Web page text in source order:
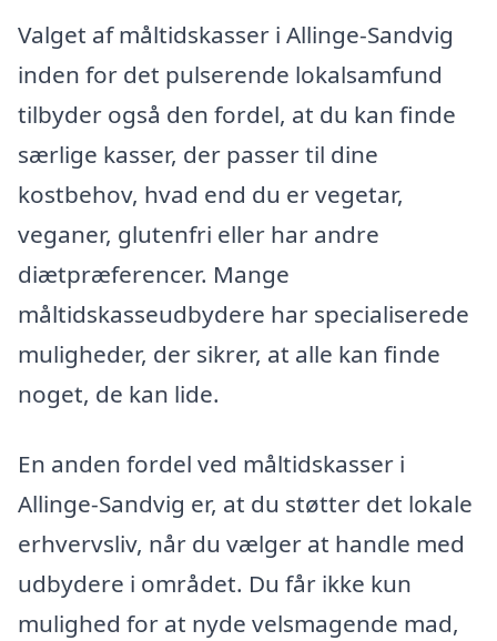
Valget af måltidskasser i Allinge-Sandvig
inden for det pulserende lokalsamfund
tilbyder også den fordel, at du kan finde
særlige kasser, der passer til dine
kostbehov, hvad end du er vegetar,
veganer, glutenfri eller har andre
diætpræferencer. Mange
måltidskasseudbydere har specialiserede
muligheder, der sikrer, at alle kan finde
noget, de kan lide.
En anden fordel ved måltidskasser i
Allinge-Sandvig er, at du støtter det lokale
erhvervsliv, når du vælger at handle med
udbydere i området. Du får ikke kun
mulighed for at nyde velsmagende mad,